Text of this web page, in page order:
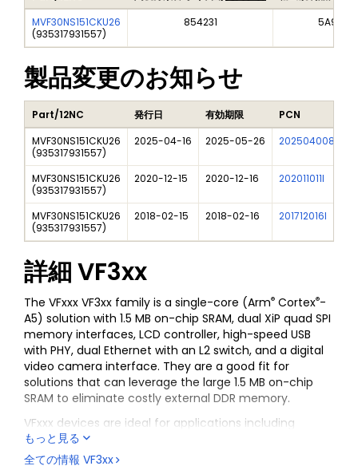
MVF30NS151CKU26
(935317931557)
854231 5A992C
製品変更のお知らせ
Part/12NC 発行日 有効期限 PCN
MVF30NS151CKU26
(935317931557)
2025-04-16 2025-05-26 202504008I
MVF30NS151CKU26
(935317931557)
2020-12-15 2020-12-16 202011011I
MVF30NS151CKU26
(935317931557)
2018-02-15 2018-02-16 201712016I
詳細VF3xx
The VFxxx VF3xx family is a single-core (Arm® Cortex®-
A5) solution with 1.5 MB on-chip SRAM, dual XiP quad SPI
memory interfaces, LCD controller, high-speed USB
with PHY, dual Ethernet with an L2 switch, and a digital
video camera interface. They are a good fit for
solutions that can leverage the large 1.5 MB on-chip
SRAM to eliminate costly external DDR memory.
VFxxx devices are ideal for applications including
simple HMI in appliances and industrial machines,
secure control of infrastructure and manufacturing
もっと見る
全ての情報 VF3xx